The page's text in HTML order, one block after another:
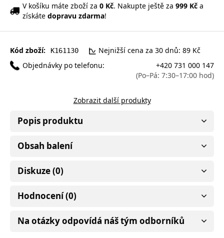
V košíku máte zboží za 0 Kč. Nakupte ještě za 999 Kč a
získáte dopravu zdarma!
Kód zboží: K161130
Nejnižší cena za 30 dnů: 89 Kč
Objednávky po telefonu:
+420 731 000 147
(Po–Pá: 7:30–17:00 hod)
Zobrazit další produkty
Popis produktu
Obsah balení
Diskuze (0)
Hodnocení (0)
Na otázky odpovídá náš tým odborníků